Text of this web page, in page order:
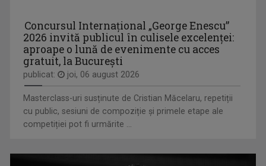
Concursul Internațional „George Enescu”
2026 invită publicul în culisele excelenței:
aproape o lună de evenimente cu acces
gratuit, la București
publicat: joi, 06 august 2026
Masterclass-uri susținute de Cristian Măcelaru, repetiții
cu public, sesiuni de compoziție și primele etape ale
competiției pot fi urmărite ...